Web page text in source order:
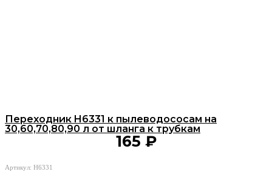
Переходник H6331 к пылеводососам на
30,60,70,80,90 л от шланга к трубкам
165 ₽
Артикул: H6331